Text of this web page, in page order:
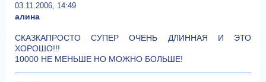
03.11.2006, 14:49
алина
СКАЗКАПРОСТО СУПЕР ОЧЕНЬ ДЛИННАЯ И ЭТО
ХОРОШО!!!
10000 НЕ МЕНЬШЕ НО МОЖНО БОЛЬШЕ!